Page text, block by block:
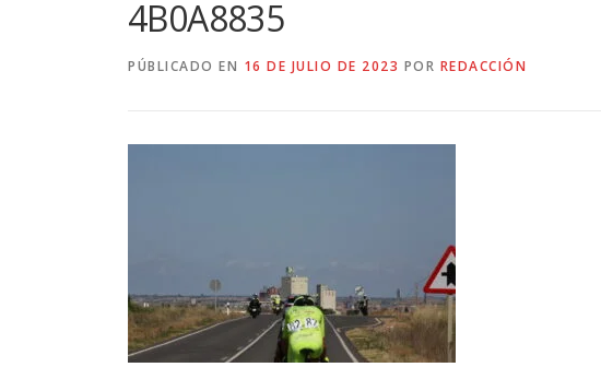
4B0A8835
PÚBLICADO EN 16 DE JULIO DE 2023 POR REDACCIÓN